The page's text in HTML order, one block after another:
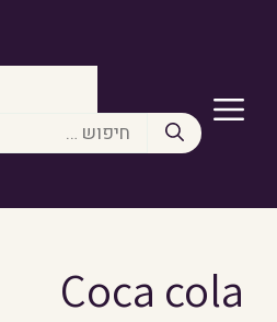
חיפוש:תפריט
Coca cola